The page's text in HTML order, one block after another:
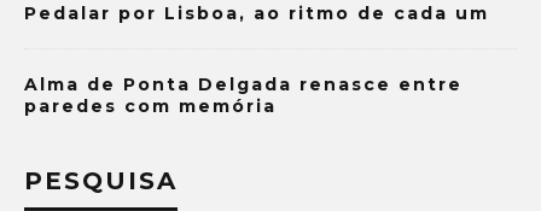
Pedalar por Lisboa, ao ritmo de cada um
Alma de Ponta Delgada renasce entre
paredes com memória
PESQUISA